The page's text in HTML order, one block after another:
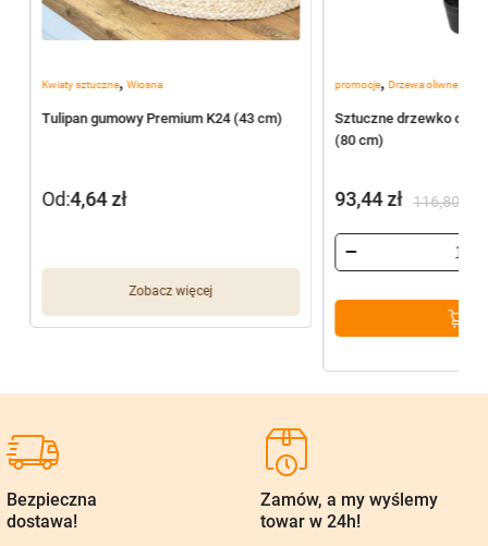
Kwiaty sztuczne, Wiosna
Tulipan gumowy Premium K24 (43 cm)
Zobacz więcej
Od:4,64zł
promocje,Drzewa oliwne
Sztuczne drzewko
(80 cm)
116,80
cena
wynosiła:
116,80 zł.
93,44zł
cena
wynosi:
93,44 zł.
Bezpieczna
dostawa!
Zamów, a my wyślemy
towar w 24h!